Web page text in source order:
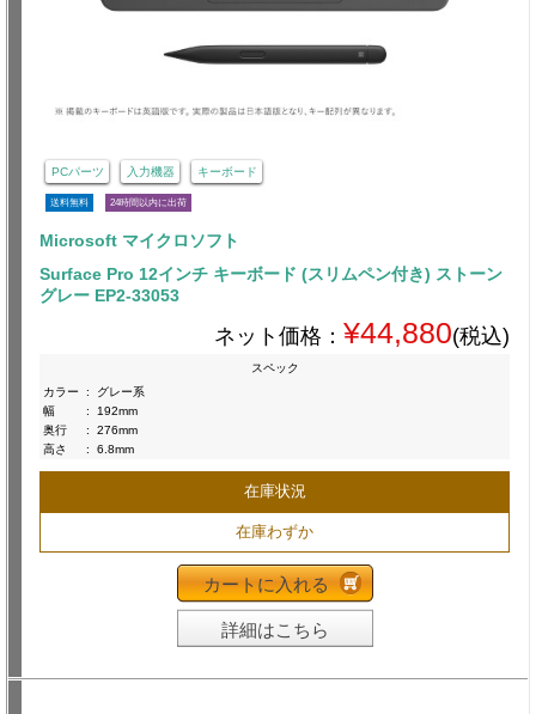
PCパーツ 入力機器 キーボード
送料無料 24時間以内に出荷
Microsoft マイクロソフト
Surface Pro 12インチ キーボード (スリムペン付き) ストーン
グレー EP2-33053
ネット価格： ¥44,880(税込)
スペック
カラー
:
グレー系
幅
:
192mm
奥行
:
276mm
高さ
: 6.8mm
在庫状況
在庫わずか
カートに入れる
詳細はこちら